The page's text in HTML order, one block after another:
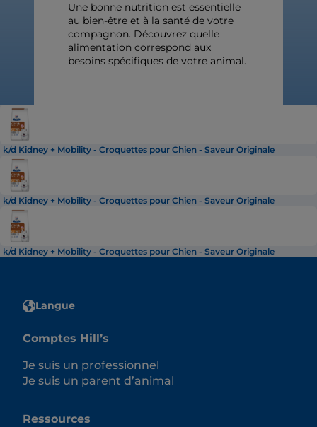
Une bonne nutrition est essentielle
au bien-être et à la santé de votre
compagnon. Découvrez quelle
alimentation correspond aux
besoins spécifiques de votre animal.
k/d Kidney + Mobility - Croquettes pour Chien - Saveur Originale
k/d Kidney + Mobility - Croquettes pour Chien - Saveur Originale
k/d Kidney + Mobility - Croquettes pour Chien - Saveur Originale
Langue
Comptes Hill’s
Je suis un professionnel
Je suis un parent d’animal
Ressources